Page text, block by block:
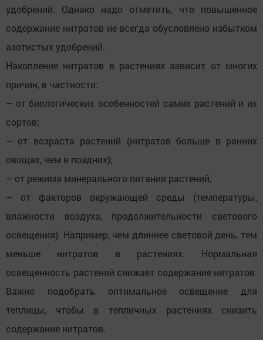
удобрений. Однако надо отметить, что повышенное
содержание нитратов не всегда обусловлено избытком
азотистых удобрений.
Накопление нитратов в растениях зависит от многих
причин, в частности:
– от биологических особенностей самих растений и их
сортов;
– от возраста растений (нитратов больше в ранних
овощах, чем в поздних);
– от режима минерального питания растений,
– от факторов окружающей среды (температуры,
влажности воздуха, продолжительности светового
освещения). Например, чем длиннее световой день, тем
меньше нитратов в растениях. Нормальная
освещенность растений снижает содержание нитратов.
Важно подобрать оптимальное освещение для
теплицы, чтобы в тепличных растениях снизить
содержание нитратов.